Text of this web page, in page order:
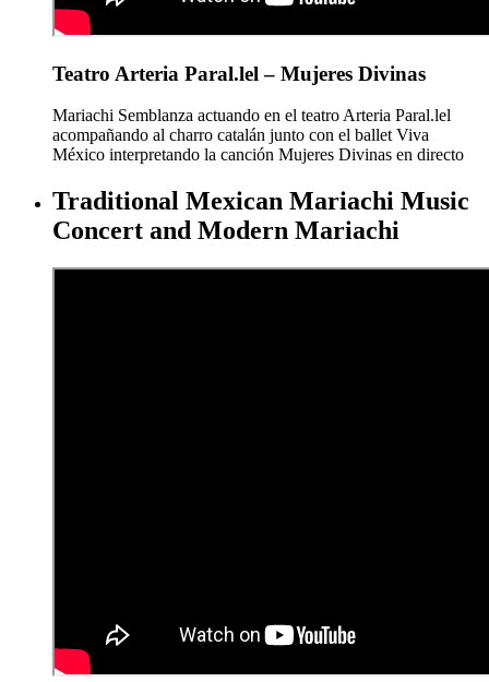
Teatro Arteria Paral.lel – Mujeres Divinas
Mariachi Semblanza actuando en el teatro Arteria Paral.lel
acompañando al charro catalán junto con el ballet Viva
México interpretando la canción Mujeres Divinas en directo
Traditional Mexican Mariachi Music
Concert and Modern Mariachi